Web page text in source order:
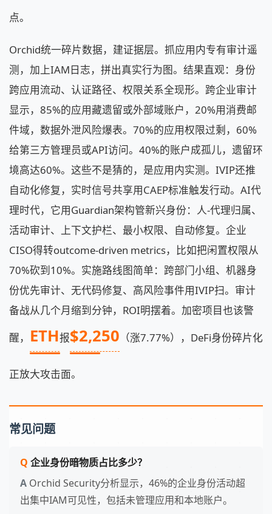
点。
Orchid统一碎片数据，建证据层。抓应用内专有审计遥
测，加上IAM日志，拼出真实行为图。结果直观：身份
跨应用流动、认证路径、权限关系全现形。跨企业审计
显示，85%的应用藏遗留或外部域账户，20%用消费邮
件域，数据外泄风险爆表。70%的应用权限过剩，60%
给第三方管理员或API访问。40%的账户成孤儿，遗留环
境高达60%。这些不是猜的，是应用内实测。IVIP还推
自动化修复，实时信号共享用CAEP标准触发行动。AI代
理时代，它用Guardian架构管新兴身份：人-代理归属、
活动审计、上下文护栏、最小权限、自动修复。企业
CISO得转outcome-driven metrics，比如把闲置权限从
70%砍到10%。实施路线图简单：跨部门小组、机器身
份优先审计、无代码修复、高风险事件用IVIP扫。审计
备战从几个月缩到分钟，ROI明摆着。加密项目也该警
醒， ETH报$2,250 （涨7.77%），DeFi身份碎片化
正放大攻击面。
常见问题
企业身份暗物质占比多少？
Orchid Security分析显示，46%的企业身份活动超
出集中IAM可见性，包括未管理应用和本地账户。